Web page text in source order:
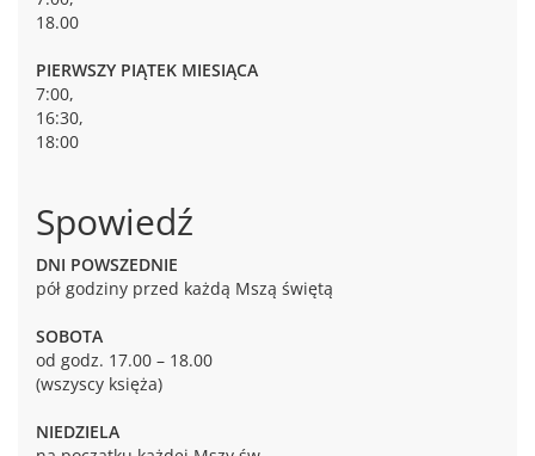
18.00
PIERWSZY PIĄTEK MIESIĄCA
7:00,
16:30,
18:00
Spowiedź
DNI POWSZEDNIE
pół godziny przed każdą Mszą świętą
SOBOTA
od godz. 17.00 – 18.00
(wszyscy księża)
NIEDZIELA